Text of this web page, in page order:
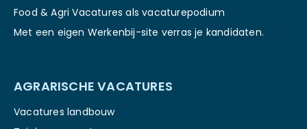
Food & Agri Vacatures als vacaturepodium
Met een eigen Werkenbij-site verras je kandidaten.
AGRARISCHE VACATURES
Vacatures landbouw